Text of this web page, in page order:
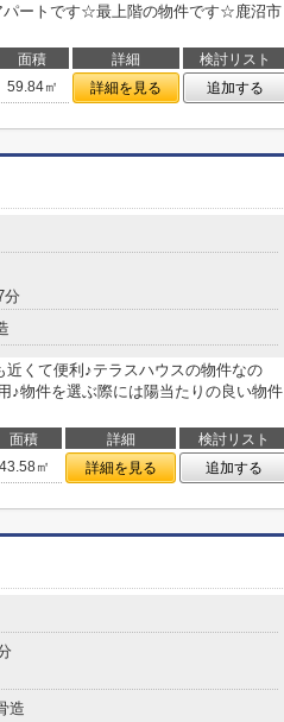
ートです☆最上階の物件です☆鹿沼市
面積 詳細
検討リスト
59.84㎡ 詳細を見る 追加する
分
くて便利♪テラスハウスの物件なの
♪物件を選ぶ際には陽当たりの良い物件
面積 詳細
検討リスト
43.58㎡ 詳細を見る 追加する
造